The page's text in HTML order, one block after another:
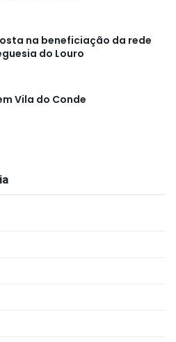
na beneficiação da rede
do Louro
Vila do Conde